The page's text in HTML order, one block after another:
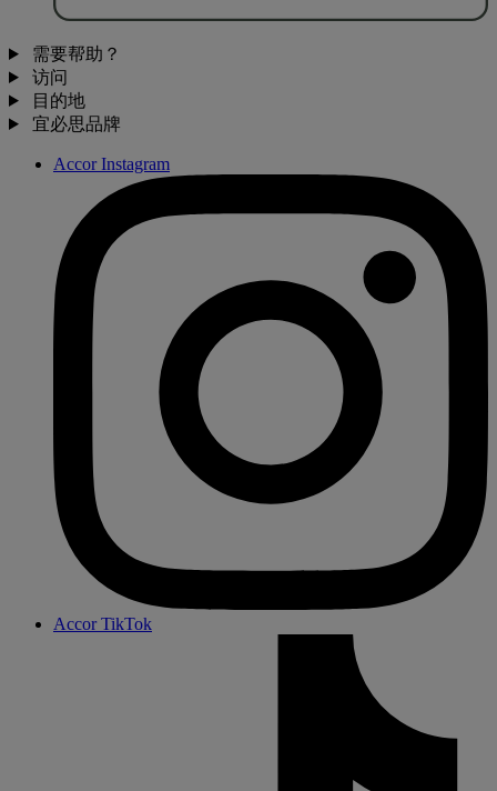
需要帮助？
访问
目的地
宜必思品牌
Accor Instagram
Accor TikTok